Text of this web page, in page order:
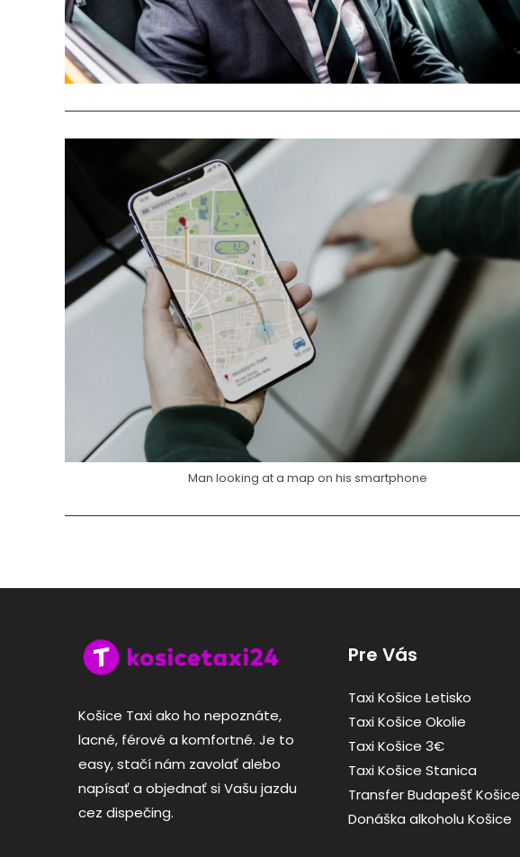
Man looking at a map on his smartphone
Košice Taxi ako ho nepoznáte,
lacné, férové a komfortné. Je to
easy, stačí nám zavolať alebo
napísať a objednať si Vašu jazdu
cez dispečing.
Pre Vás
Taxi Košice Letisko
Taxi Košice Okolie
Taxi Košice 3€
Taxi Košice Stanica
Transfer Budapešť Košice
Donáška alkoholu Košice